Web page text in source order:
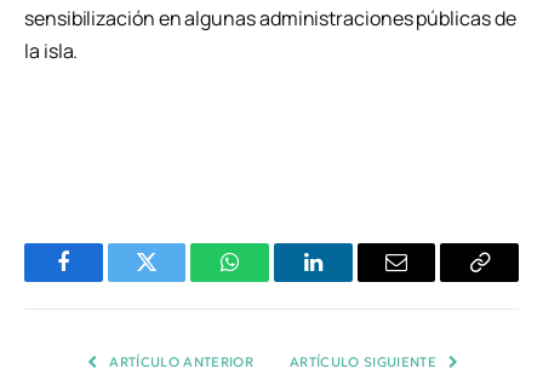
sensibilización en algunas administraciones públicas de
la isla.
FacebookTwitter WhatsAppLinkedInEmail
Copiar
ARTÍCULO ANTERIOR ARTÍCULO SIGUIENTE